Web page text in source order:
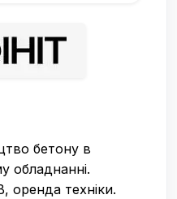
бетону в
обладнанні.
оренда техніки.